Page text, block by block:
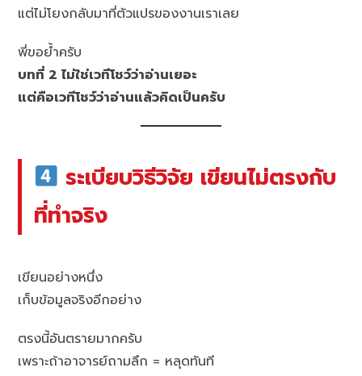
แต่ไม่โยงกลับมาที่ตัวแปรของงานเราเลย
พี่ขอย้ำครับ
บทที่ 2 ไม่ใช่เวทีโชว์ว่าอ่านเยอะ
แต่คือเวทีโชว์ว่าอ่านแล้วคิดเป็นครับ
ระเบียบวิธีวิจัย เขียนไม่ตรงกับ
ที่ทำจริง
เขียนอย่างหนึ่ง
เก็บข้อมูลจริงอีกอย่าง
ตรงนี้อันตรายมากครับ
เพราะถ้าอาจารย์ถามลึก = หลุดทันที